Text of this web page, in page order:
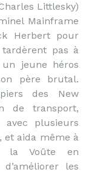
Littlesky)
Mainframe
Herbert pour
pas à
un jeune héros
père brutal.
des New
de transport,
avec plusieurs
et aida même à
la Voûte en
les